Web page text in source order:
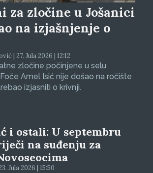
za zločine u Jošanici
na izjašnjenje o
| 27. Jula 2026 | 12:12
zločine počinjene u selu
Amel Isić nije došao na ročište
izjasniti o krivnji.
i ostali: U septembru
na suđenju za
Jula 2026 | 15:50